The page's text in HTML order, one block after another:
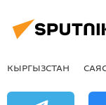
КЫРГЫЗСТАН